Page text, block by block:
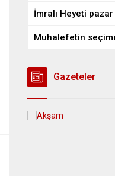
Gazeteler